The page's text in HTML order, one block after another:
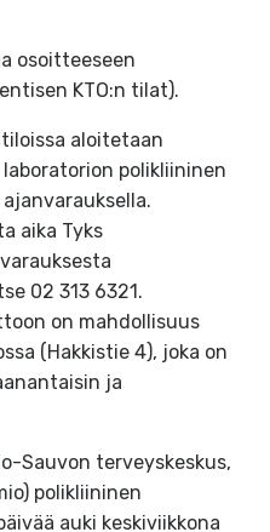
osoitteeseen
KTO:n tilat).
aloitetaan
polikliininen
aika Tyks
02 313 6321.
on mahdollisuus
(Hakkistie 4), joka on
ja
Sauvon terveyskeskus,
polikliininen
auki keskiviikkona